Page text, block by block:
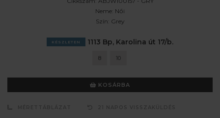
Neme: Női
Szín: Grey
KÉSZLETEN 1113 Bp, Karolina út 17/b.
8 10
KOSÁRBA